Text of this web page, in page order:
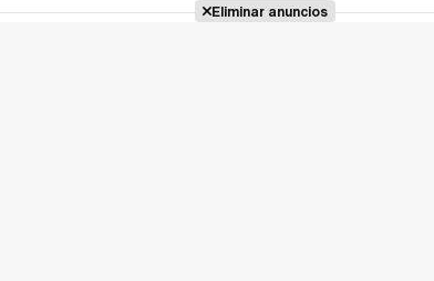
Eliminar anuncios